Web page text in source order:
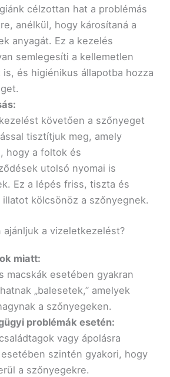
célzottan hat a problémás
anélkül, hogy károsítaná a
anyagát. Ez a kezelés
semlegesíti a kellemetlen
is, és higiénikus állapotba hozza
követően a szőnyeget
tisztítjuk meg, amely
hogy a foltok és
utolsó nyomai is
Ez a lépés friss, tiszta és
illatot kölcsönöz a szőnyegnek.
a vizeletkezelést?
miatt:
macskák esetében gyakran
„balesetek,” amelyek
a szőnyegeken.
problémák esetén:
vagy ápolásra
szintén gyakori, hogy
a szőnyegekre.